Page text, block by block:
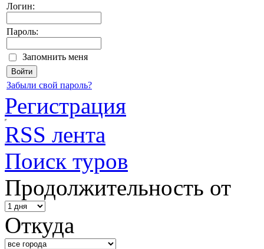
Логин:
Пароль:
Запомнить меня
Забыли свой пароль?
Регистрация
RSS лента
Поиск туров
Продолжительность от
Откуда